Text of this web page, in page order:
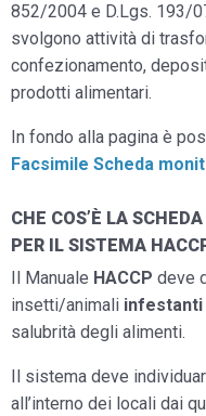
852/2004 e D.Lgs. 193/
svolgono attività di
confezionamento,
prodotti alimentari.
In fondo alla pagina è
Facsimile Scheda
CHE COS’È LA
PER IL SISTEMA
Il Manuale HACCP deve
insetti/animali infestanti
salubrità degli alimenti.
Il sistema deve
all’interno dei locali dai